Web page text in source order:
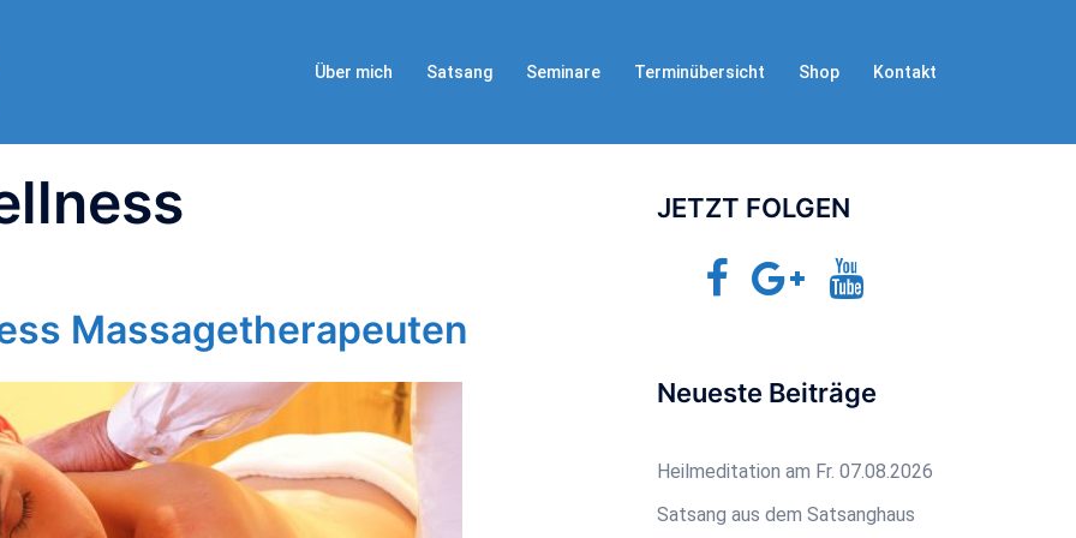
Über mich Satsang Seminare Terminübersicht Shop Kontakt
Massagetherapeuten
JETZT FOLGEN
Facebook Google+
Neueste Beiträge
Heilmeditation am Fr. 07.08.2026
Satsang aus dem Satsanghaus